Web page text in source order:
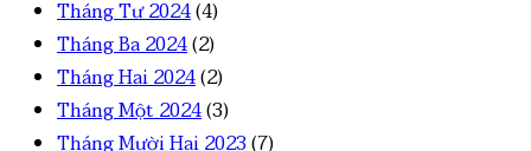
Tháng Tư 2024(4)
Tháng Ba 2024(2)
Tháng Hai 2024(2)
Tháng Một 2024(3)
Tháng Mười Hai 2023(7)